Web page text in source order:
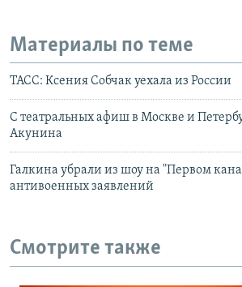
Материалы по теме
ТАСС: Ксения Собчак уехала из России
С театральных афиш в Москве и
Акунина
Галкина убрали из шоу на "Первом
антивоенных заявлений
Смотрите также